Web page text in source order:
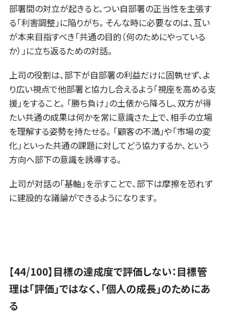
部署間の対立が起きると、つい自部署の正当性を主張す
る「利害調整」に陥りがち。 そんな時に必要なのは、互い
が本来目指すべき「共通の目的（何のためにやっている
か）」に立ち返るための対話。
上司の役割は、部下が自部署の利益だけに固執せず、よ
り広い視点で他部署と協力し合えるよう「視座を高める支
援」をすること。 「勝ち負け」の土俵から降ろし、双方が得
たい共通の成果は何かを常に意識さた上で、相手の立場
を理解する姿勢を持たせる。 「顧客の不満」や「市場の変
化」といった共通の課題に対してどう協力するか、という
方向へ部下の意識を誘導する。
上司が対話の「基軸」を示すことで、部下は摩擦を恐れず
に建設的な議論ができるようになります。
【44/100】目標の達成度で評価しない：目標管
理は「評価」ではなく、「個人の成長」のためにあ
る